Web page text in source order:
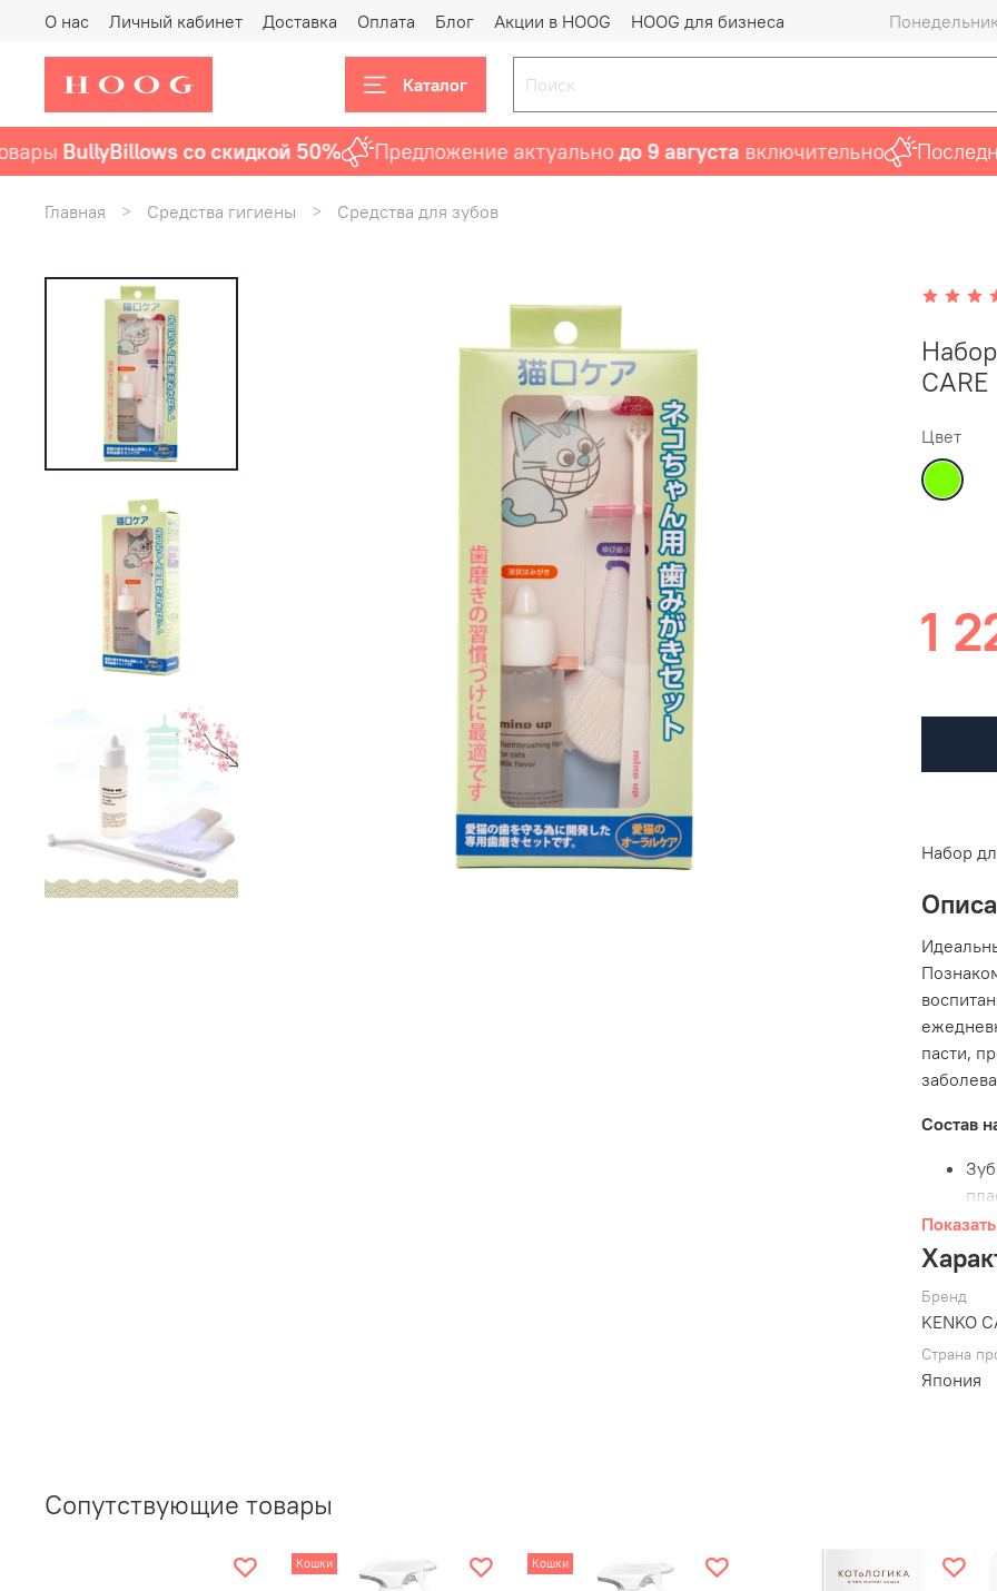
О нас Личный кабинет Доставка Оплата Блог Акции в HOOG HOOG для бизнеса
Каталог
BullyBillows со скидкой 50% Предложение актуальнодо 9 августавключительно Последний
Главная Средства гигиены Средства для зубов
CARE
Цвет
1
Набор
пасти,
Состав
Бренд
KENKO
Страна
Япония
Сопутствующие товары
Кошки Кошки